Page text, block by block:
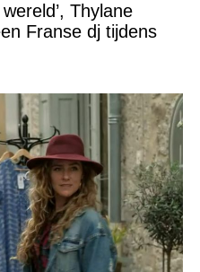
Thylane
Franse dj tijdens